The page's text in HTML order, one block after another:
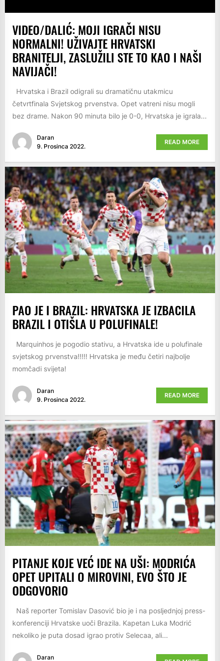
VIDEO/DALIĆ: MOJI IGRAČI NISU
NORMALNI! UŽIVAJTE HRVATSKI
BRANITELJI, ZASLUŽILI STE TO KAO I NAŠI
NAVIJAČI!
Hrvatska i Brazil odigrali su dramatičnu utakmicu
četvrtfinala Svjetskog prvenstva. Opet vatreni nisu mogli
bez drame. Nakon 90 minuta bilo je 0-0, Hrvatska je igrala...
Daran
9. Prosinca 2022.
READ MORE
PAO JE I BRAZIL: HRVATSKA JE IZBACILA
BRAZIL I OTIŠLA U POLUFINALE!
Marquinhos je pogodio stativu, a Hrvatska ide u polufinale
svjetskog prvenstva!!!!! Hrvatska je među četiri najbolje
momčadi svijeta!
Daran
9. Prosinca 2022.
READ MORE
PITANJE KOJE VEĆ IDE NA UŠI: MODRIĆA
OPET UPITALI O MIROVINI, EVO ŠTO JE
ODGOVORIO
Naš reporter Tomislav Dasović bio je i na posljednjoj press-
konferenciji Hrvatske uoči Brazila. Kapetan Luka Modrić
nekoliko je puta dosad igrao protiv Selecaa, ali...
Daran